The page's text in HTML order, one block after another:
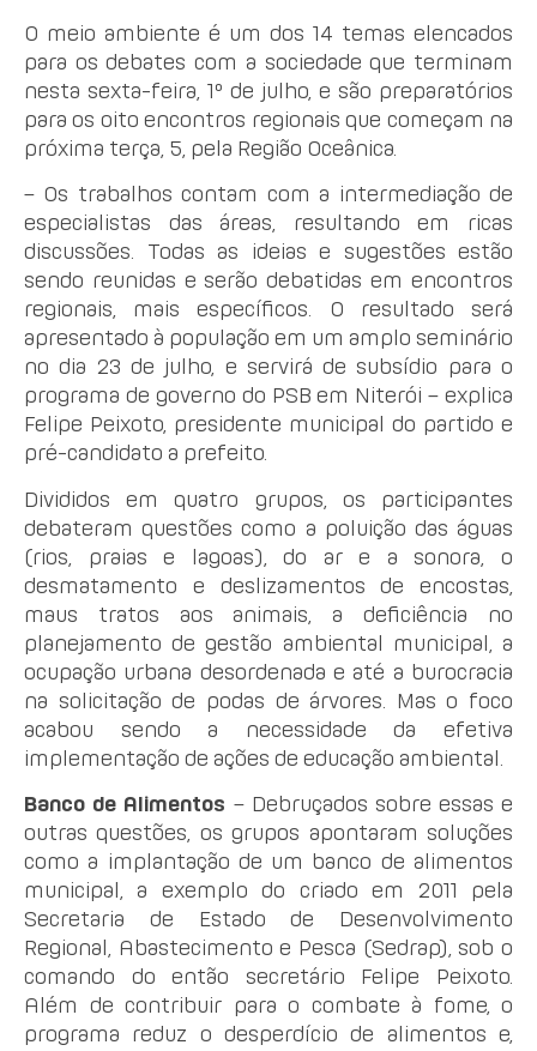
O meio ambiente é um dos 14 temas elencados
para os debates com a sociedade que terminam
nesta sexta-feira, 1º de julho, e são preparatórios
para os oito encontros regionais que começam na
próxima terça, 5, pela Região Oceânica.
– Os trabalhos contam com a intermediação de
especialistas das áreas, resultando em ricas
discussões. Todas as ideias e sugestões estão
sendo reunidas e serão debatidas em encontros
regionais, mais específicos. O resultado será
apresentado à população em um amplo seminário
no dia 23 de julho, e servirá de subsídio para o
programa de governo do PSB em Niterói – explica
Felipe Peixoto, presidente municipal do partido e
pré-candidato a prefeito.
Divididos em quatro grupos, os participantes
debateram questões como a poluição das águas
(rios, praias e lagoas), do ar e a sonora, o
desmatamento e deslizamentos de encostas,
maus tratos aos animais, a deficiência no
planejamento de gestão ambiental municipal, a
ocupação urbana desordenada e até a burocracia
na solicitação de podas de árvores. Mas o foco
acabou sendo a necessidade da efetiva
implementação de ações de educação ambiental.
Banco de Alimentos – Debruçados sobre essas e
outras questões, os grupos apontaram soluções
como a implantação de um banco de alimentos
municipal, a exemplo do criado em 2011 pela
Secretaria de Estado de Desenvolvimento
Regional, Abastecimento e Pesca (Sedrap), sob o
comando do então secretário Felipe Peixoto.
Além de contribuir para o combate à fome, o
programa reduz o desperdício de alimentos e,